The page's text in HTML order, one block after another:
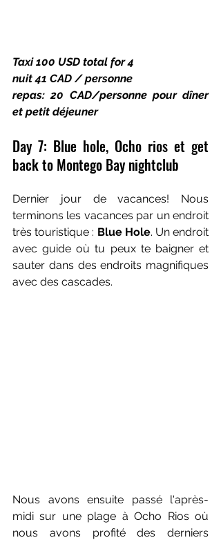
Taxi 100 USD total for 4
nuit 41 CAD / personne
repas: 20 CAD/personne pour dîner
et petit déjeuner
Day 7: Blue hole, Ocho rios et get
back to Montego Bay nightclub
Dernier jour de vacances! Nous
terminons les vacances par un endroit
très touristique : Blue Hole. Un endroit
avec guide où tu peux te baigner et
sauter dans des endroits magnifiques
avec des cascades.
Nous avons ensuite passé l'après-
midi sur une plage à Ocho Rios où
nous avons profité des derniers